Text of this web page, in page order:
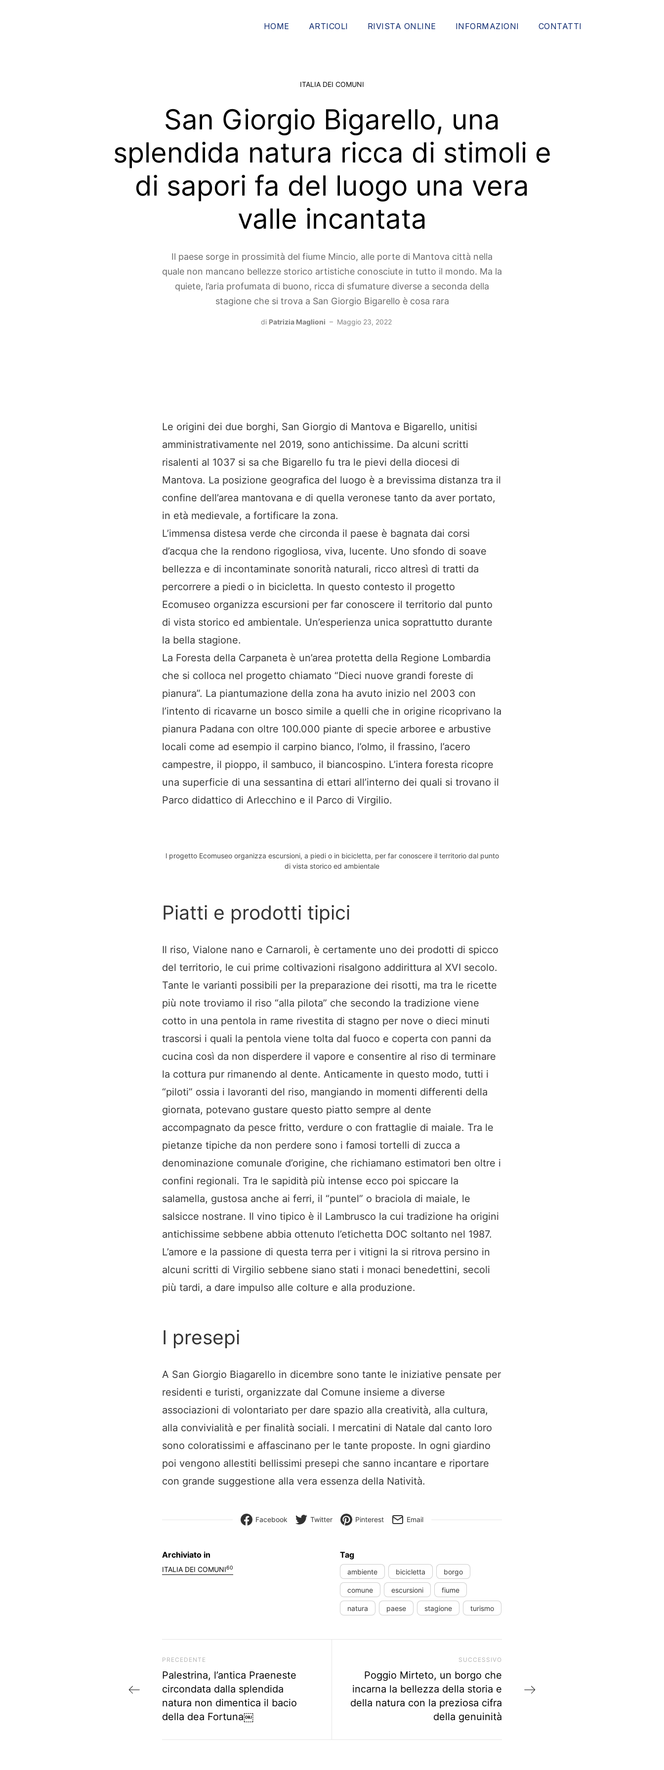
HOME ARTICOLI RIVISTA ONLINE INFORMAZIONI CONTATTI
ITALIA DEI COMUNI
San Giorgio Bigarello, una
splendida natura ricca di stimoli e
di sapori fa del luogo una vera
valle incantata
Il paese sorge in prossimità del fiume Mincio, alle porte di Mantova città nella
quale non mancano bellezze storico artistiche conosciute in tutto il mondo. Ma la
quiete, l’aria profumata di buono, ricca di sfumature diverse a seconda della
stagione che si trova a San Giorgio Bigarello è cosa rara
di Patrizia Maglioni – Maggio 23, 2022
Le origini dei due borghi, San Giorgio di Mantova e Bigarello, unitisi
amministrativamente nel 2019, sono antichissime. Da alcuni scritti
risalenti al 1037 si sa che Bigarello fu tra le pievi della diocesi di
Mantova. La posizione geografica del luogo è a brevissima distanza tra il
confine dell’area mantovana e di quella veronese tanto da aver portato,
in età medievale, a fortificare la zona.
L’immensa distesa verde che circonda il paese è bagnata dai corsi
d’acqua che la rendono rigogliosa, viva, lucente. Uno sfondo di soave
bellezza e di incontaminate sonorità naturali, ricco altresì di tratti da
percorrere a piedi o in bicicletta. In questo contesto il progetto
Ecomuseo organizza escursioni per far conoscere il territorio dal punto
di vista storico ed ambientale. Un’esperienza unica soprattutto durante
la bella stagione.
La Foresta della Carpaneta è un’area protetta della Regione Lombardia
che si colloca nel progetto chiamato “Dieci nuove grandi foreste di
pianura”. La piantumazione della zona ha avuto inizio nel 2003 con
l’intento di ricavarne un bosco simile a quelli che in origine ricoprivano la
pianura Padana con oltre 100.000 piante di specie arboree e arbustive
locali come ad esempio il carpino bianco, l’olmo, il frassino, l’acero
campestre, il pioppo, il sambuco, il biancospino. L’intera foresta ricopre
una superficie di una sessantina di ettari all’interno dei quali si trovano il
Parco didattico di Arlecchino e il Parco di Virgilio.
l progetto Ecomuseo organizza escursioni, a piedi o in bicicletta, per far conoscere il territorio dal punto
di vista storico ed ambientale
Piatti e prodotti tipici
Il riso, Vialone nano e Carnaroli, è certamente uno dei prodotti di spicco
del territorio, le cui prime coltivazioni risalgono addirittura al XVI secolo.
Tante le varianti possibili per la preparazione dei risotti, ma tra le ricette
più note troviamo il riso “alla pilota” che secondo la tradizione viene
cotto in una pentola in rame rivestita di stagno per nove o dieci minuti
trascorsi i quali la pentola viene tolta dal fuoco e coperta con panni da
cucina così da non disperdere il vapore e consentire al riso di terminare
la cottura pur rimanendo al dente. Anticamente in questo modo, tutti i
“piloti” ossia i lavoranti del riso, mangiando in momenti differenti della
giornata, potevano gustare questo piatto sempre al dente
accompagnato da pesce fritto, verdure o con frattaglie di maiale. Tra le
pietanze tipiche da non perdere sono i famosi tortelli di zucca a
denominazione comunale d’origine, che richiamano estimatori ben oltre i
confini regionali. Tra le sapidità più intense ecco poi spiccare la
salamella, gustosa anche ai ferri, il “puntel” o braciola di maiale, le
salsicce nostrane. Il vino tipico è il Lambrusco la cui tradizione ha origini
antichissime sebbene abbia ottenuto l’etichetta DOC soltanto nel 1987.
L’amore e la passione di questa terra per i vitigni la si ritrova persino in
alcuni scritti di Virgilio sebbene siano stati i monaci benedettini, secoli
più tardi, a dare impulso alle colture e alla produzione.
I presepi
A San Giorgio Biagarello in dicembre sono tante le iniziative pensate per
residenti e turisti, organizzate dal Comune insieme a diverse
associazioni di volontariato per dare spazio alla creatività, alla cultura,
alla convivialità e per finalità sociali. I mercatini di Natale dal canto loro
sono coloratissimi e affascinano per le tante proposte. In ogni giardino
poi vengono allestiti bellissimi presepi che sanno incantare e riportare
con grande suggestione alla vera essenza della Natività.
Facebook Twitter Pinterest Email
Archiviato in
ITALIA DEI COMUNI60
Tag
ambiente bicicletta borgo
comune escursioni fiume
natura paese stagione turismo
Articolo precedente
PRECEDENTE
Palestrina, l’antica Praeneste
circondata dalla splendida
natura non dimentica il bacio
della dea Fortuna￼
SUCCESSIVO
Poggio Mirteto, un borgo che
incarna la bellezza della storia e
della natura con la preziosa cifra
della genuinità